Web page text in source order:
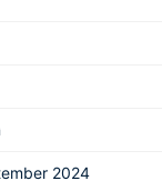
2024